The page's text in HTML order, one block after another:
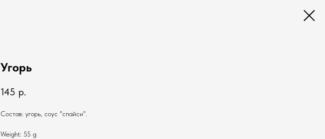
Угорь
145 р.
Состав: угорь, соус "спайси".
Weight: 55 g